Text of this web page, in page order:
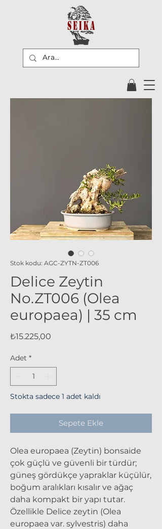
Stok kodu: AGC-ZYTN-ZT006
Delice Zeytin
No.ZT006 (Olea
europaea) | 35 cm
₺15.225,00
Adet *
Stokta sadece 1 adet kaldı
Sepete Ekle
Olea europaea (Zeytin) bonsaide
çok güçlü ve güvenli bir türdür;
güneş gördükçe yapraklar küçülür,
boğum aralıkları kısalır ve ağaç
daha kompakt bir yapı tutar.
Özellikle Delice zeytin (Olea
europaea var. sylvestris) daha